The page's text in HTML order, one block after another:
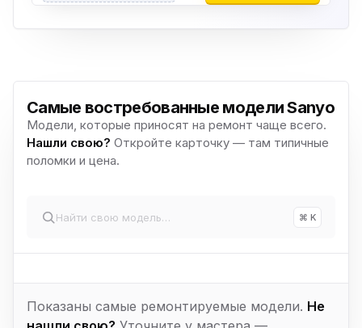
Самые востребованные модели Sanyo
Модели, которые приносят на ремонт чаще всего.
Нашли свою? Откройте карточку — там типичные
поломки и цена.
⌘ K
Показаны самые ремонтируемые модели. Не